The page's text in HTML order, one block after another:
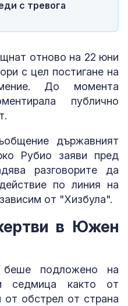
с тревога
отново на 22 юни
с цел постигане на
До момента
публично
държавният
Рубио заяви пред
разговорите да
по линия на
от "Хизбула".
в Южен
беше подложено на
седмица както от
от обстрел от страна